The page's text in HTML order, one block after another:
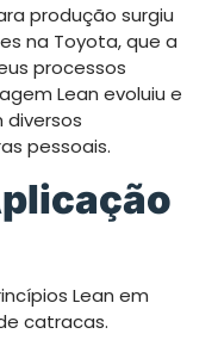
produção surgiu
na Toyota, que a
processos
Lean evoluiu e
pessoais.
Lean em
catracas.